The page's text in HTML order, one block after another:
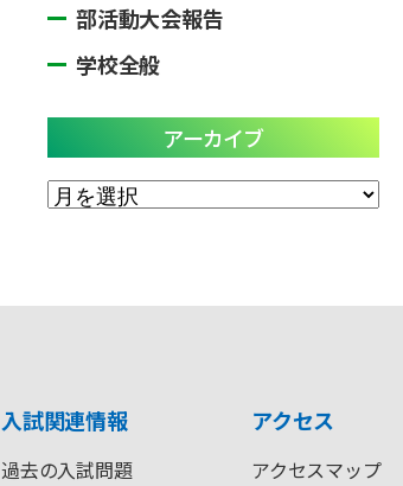
部活動大会報告
学校全般
アーカイブ
ア
ー
ブ
入試関連情報
過去の入試問題
アクセス
アクセスマップ